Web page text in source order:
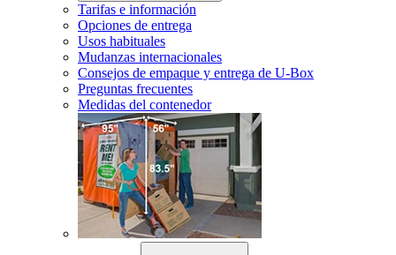
Tarifas e información
Opciones de entrega
Usos habituales
Mudanzas internacionales
Consejos de empaque y entrega de U-Box
Preguntas frecuentes
Medidas del contenedor